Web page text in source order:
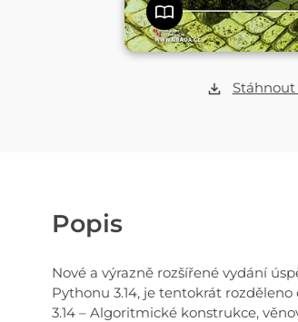
Popis
Nové a výrazně rozšířené vydání
Pythonu 3.14, je tentokrát
3.14 – Algoritmické konstrukce,